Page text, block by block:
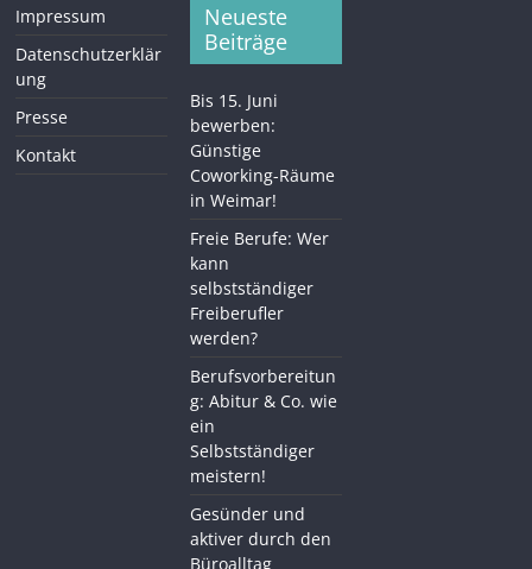
Impressum
Datenschutzerklär
ung
Presse
Kontakt
Neueste
Beiträge
Bis 15. Juni
bewerben:
Günstige
Coworking-Räume
in Weimar!
Freie Berufe: Wer
kann
selbstständiger
Freiberufler
werden?
Berufsvorbereitun
g: Abitur & Co. wie
ein
Selbstständiger
meistern!
Gesünder und
aktiver durch den
Büroalltag